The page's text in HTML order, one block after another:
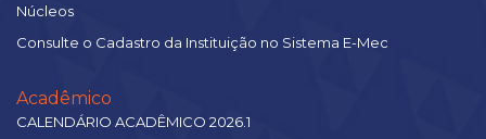
Núcleos
Consulte o Cadastro da Instituição no Sistema E-Mec
Acadêmico
CALENDÁRIO ACADÊMICO 2026.1